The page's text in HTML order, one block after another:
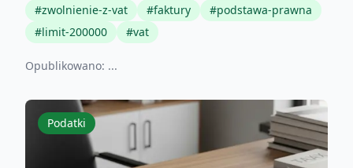
#zwolnienie-z-vat #faktury #podstawa-prawna
#limit-200000 #vat
Opublikowano: ...
Podatki